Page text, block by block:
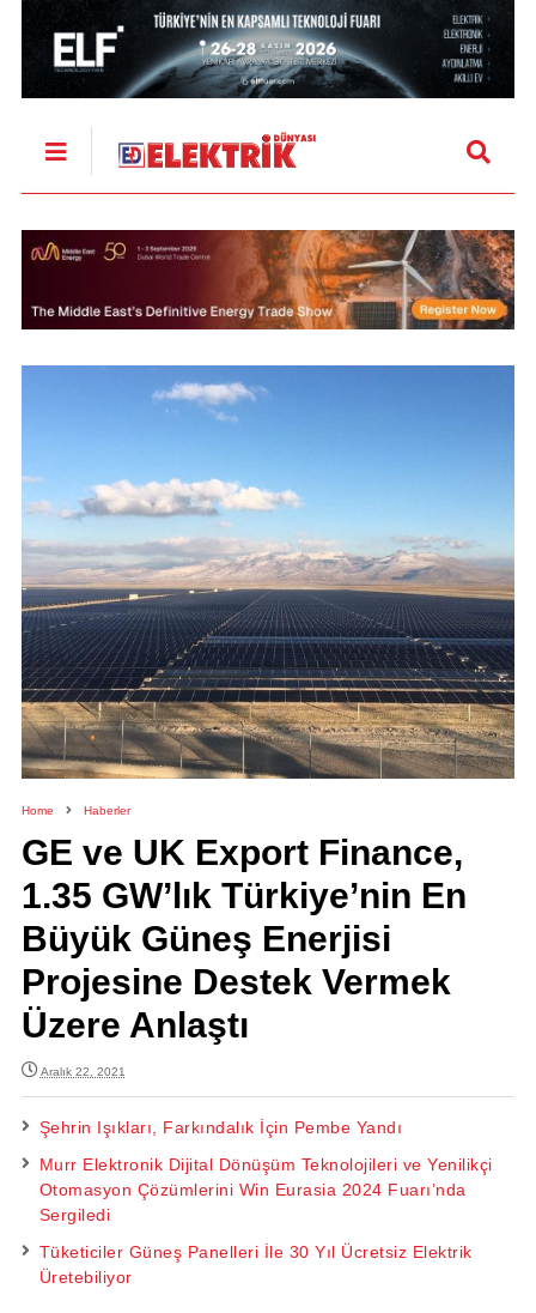
Home Haberler
GE ve UK Export Finance,
1.35 GW’lık Türkiye’nin En
Büyük Güneş Enerjisi
Projesine Destek Vermek
Üzere Anlaştı
Aralık 22, 2021
Şehrin Işıkları, Farkındalık İçin Pembe Yandı
Murr Elektronik Dijital Dönüşüm Teknolojileri ve Yenilikçi
Otomasyon Çözümlerini Win Eurasia 2024 Fuarı’nda
Sergiledi
Tüketiciler Güneş Panelleri İle 30 Yıl Ücretsiz Elektrik
Üretebiliyor